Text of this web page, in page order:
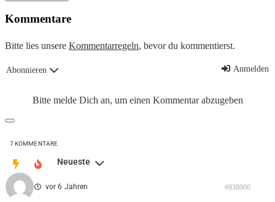
Kommentare
Bitte lies unsere Kommentarregeln, bevor du kommentierst.
Abonnieren Anmelden
Bitte melde Dich an, um einen Kommentar abzugeben
7KOMMENTARE
Neueste
vor 6 Jahren #838006